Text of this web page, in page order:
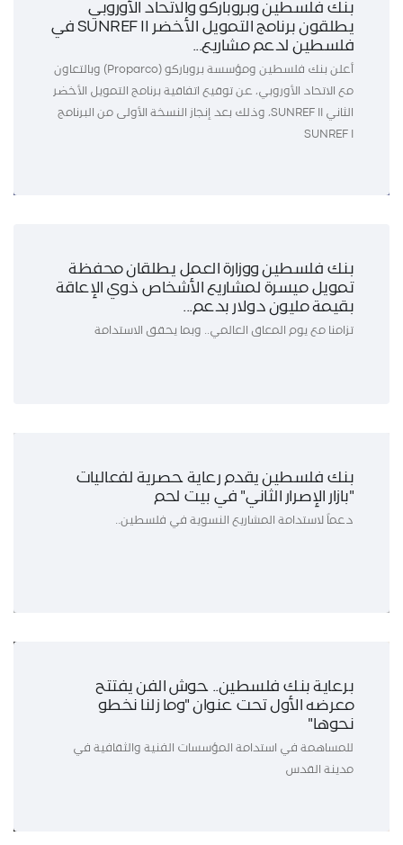
بنك فلسطين وبروباركو والاتحاد الأوروبي
يطلقون برنامج التمويل الأخضر SUNREF II في
فلسطين لدعم مشاريع...
أعلن بنك فلسطين ومؤسسة بروباركو (Proparco) وبالتعاون
مع الاتحاد الأوروبي، عن توقيع اتفاقية برنامج التمويل الأخضر
الثاني SUNREF II، وذلك بعد إنجاز النسخة الأولى من البرنامج
SUNREF I
بنك فلسطين ووزارة العمل يطلقان محفظة
تمويل ميسرة لمشاريع الأشخاص ذوي الإعاقة
بقيمة مليون دولار بدعم...
تزامنا مع يوم المعاق العالمي.. وبما يحقق الاستدامة
بنك فلسطين يقدم رعاية حصرية لفعاليات
"بازار الإصرار الثاني" في بيت لحم
دعماً لاستدامة المشاريع النسوية في فلسطين..
برعاية بنك فلسطين.. حوش الفن يفتتح
معرضه الأول تحت عنوان "وما زلنا نخطو
نحوها"
للمساهمة في استدامة المؤسسات الفنية والثقافية في
مدينة القدس